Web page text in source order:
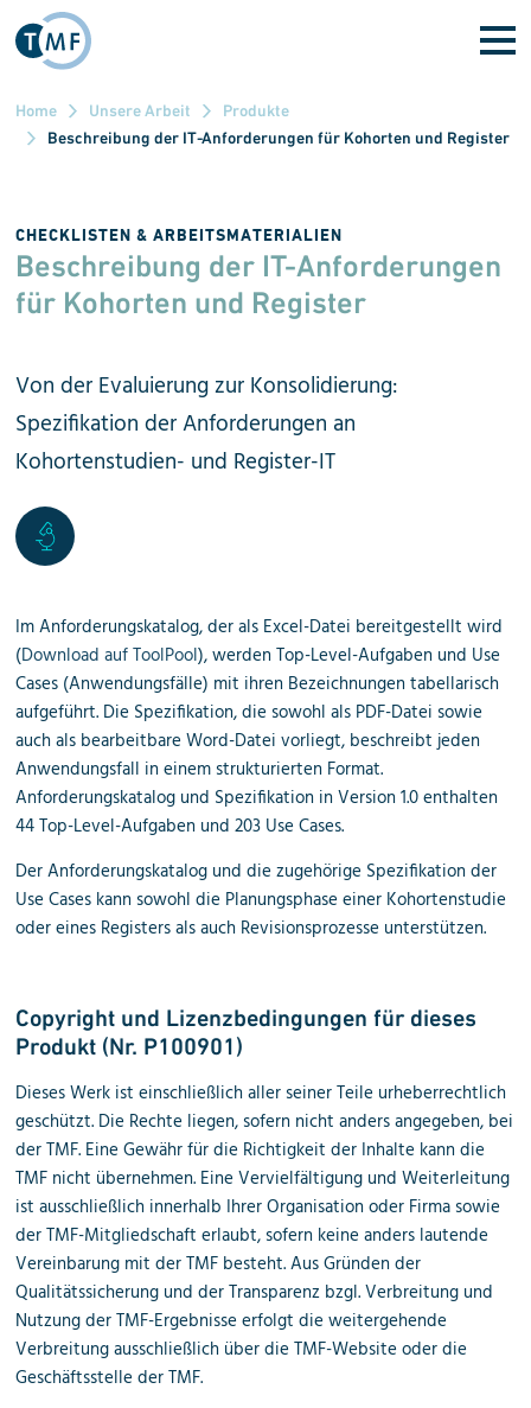
Direkt zum Inhalt
Home Unsere Arbeit
Produkte
Beschreibung der IT-Anforderungen für Kohorten und Register
CHECKLISTEN & ARBEITSMATERIALIEN
Beschreibung der IT-Anforderungen
für Kohorten und Register
Von der Evaluierung zur Konsolidierung:
Spezifikation der Anforderungen an
Kohortenstudien- und Register-IT
Im Anforderungskatalog, der als Excel-Datei bereitgestellt wird
(Download auf ToolPool), werden Top-Level-Aufgaben und Use
Cases (Anwendungsfälle) mit ihren Bezeichnungen tabellarisch
aufgeführt. Die Spezifikation, die sowohl als PDF-Datei sowie
auch als bearbeitbare Word-Datei vorliegt, beschreibt jeden
Anwendungsfall in einem strukturierten Format.
Anforderungskatalog und Spezifikation in Version 1.0 enthalten
44 Top-Level-Aufgaben und 203 Use Cases.
Der Anforderungskatalog und die zugehörige Spezifikation der
Use Cases kann sowohl die Planungsphase einer Kohortenstudie
oder eines Registers als auch Revisionsprozesse unterstützen.
Copyright und Lizenzbedingungen für dieses
Produkt (Nr. P100901)
Dieses Werk ist einschließlich aller seiner Teile urheberrechtlich
geschützt. Die Rechte liegen, sofern nicht anders angegeben, bei
der TMF. Eine Gewähr für die Richtigkeit der Inhalte kann die
TMF nicht übernehmen. Eine Vervielfältigung und Weiterleitung
ist ausschließlich innerhalb Ihrer Organisation oder Firma sowie
der TMF-Mitgliedschaft erlaubt, sofern keine anders lautende
Vereinbarung mit der TMF besteht. Aus Gründen der
Qualitätssicherung und der Transparenz bzgl. Verbreitung und
Nutzung der TMF-Ergebnisse erfolgt die weitergehende
Verbreitung ausschließlich über die TMF-Website oder die
Geschäftsstelle der TMF.